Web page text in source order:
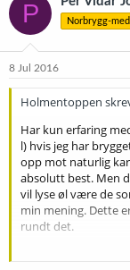
P Norbrygg-
8 Jul 2016
Holmentoppen
Har kun erfaring
l) hvis jeg har
opp mot naturlig
absolutt best. Men
vil lyse øl være de
min mening. Dette
rundt det.
Ingen erfaring